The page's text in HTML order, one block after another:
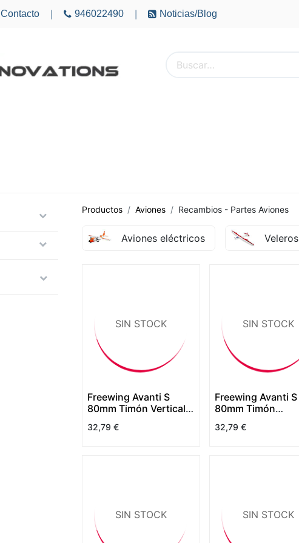
Contacto 946022490 Noticias/Blog
Productos Aviones Recambios - Partes Aviones
Aviones eléctricos Veleros
SIN STOCK
Freewing Avanti S
80mm Timón Vertical
32,79 €
SIN STOCK
Freewing Avanti S
80mm Timón
32,79 €
SIN STOCK SIN STOCK